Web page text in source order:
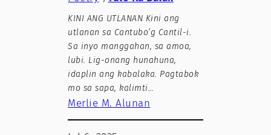
KINI ANG UTLANAN Kini ang
utlanan sa Cantubo’g Cantil-i.
Sa inyo manggahan, sa amoa,
lubi. Lig-onang hunahuna,
idaplin ang kabalaka. Pagtabok
mo sa sapa, kalimti…
Merlie M. Alunan